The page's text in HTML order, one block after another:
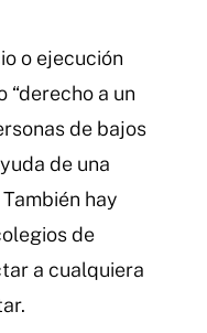
o ejecución
“derecho a un
de bajos
de una
hay
de
a cualquiera